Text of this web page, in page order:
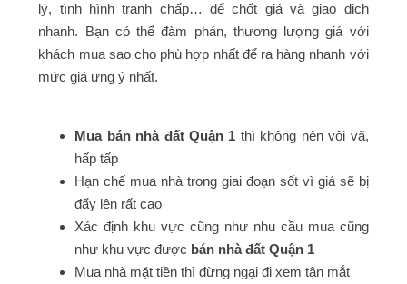
lý, tình hình tranh chấp… để chốt giá và giao dịch
nhanh. Bạn có thể đàm phán, thương lượng giá với
khách mua sao cho phù hợp nhất để ra hàng nhanh với
mức giá ưng ý nhất.
Mua bán nhà đất Quận 1 thì không nên vội vã,
hấp tấp
Hạn chế mua nhà trong giai đoạn sốt vì giá sẽ bị
đẩy lên rất cao
Xác định khu vực cũng như nhu cầu mua cũng
như khu vực được bán nhà đất Quận 1
Mua nhà mặt tiền thì đừng ngại đi xem tận mắt